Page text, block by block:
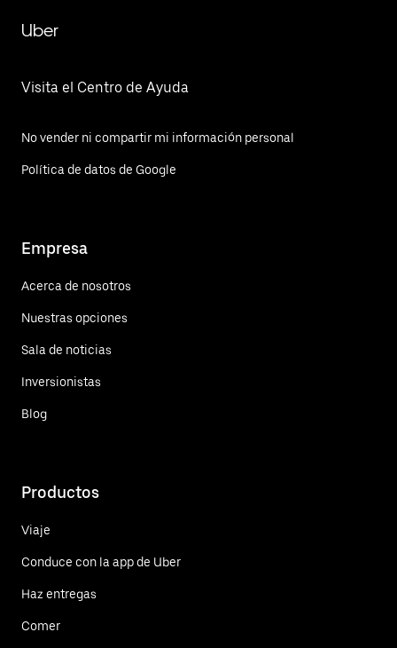
Uber
Visita el Centro de Ayuda
No vender ni compartir mi información personal
Política de datos de Google
Empresa
Acerca de nosotros
Nuestras opciones
Sala de noticias
Inversionistas
Blog
Productos
Viaje
Conduce con la app de Uber
Haz entregas
Comer